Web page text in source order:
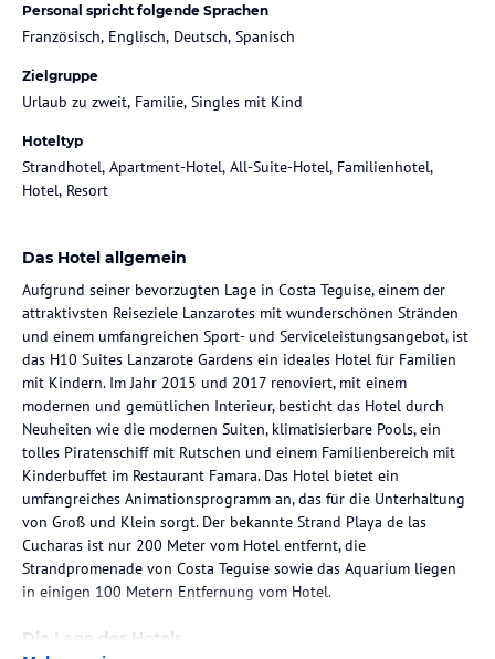
Personal spricht folgende Sprachen
Französisch, Englisch, Deutsch, Spanisch
Zielgruppe
Urlaub zu zweit, Familie, Singles mit Kind
Hoteltyp
Strandhotel, Apartment-Hotel, All-Suite-Hotel, Familienhotel,
Hotel, Resort
Das Hotel allgemein
Aufgrund seiner bevorzugten Lage in Costa Teguise, einem der
attraktivsten Reiseziele Lanzarotes mit wunderschönen Stränden
und einem umfangreichen Sport- und Serviceleistungsangebot, ist
das H10 Suites Lanzarote Gardens ein ideales Hotel für Familien
mit Kindern. Im Jahr 2015 und 2017 renoviert, mit einem
modernen und gemütlichen Interieur, besticht das Hotel durch
Neuheiten wie die modernen Suiten, klimatisierbare Pools, ein
tolles Piratenschiff mit Rutschen und einem Familienbereich mit
Kinderbuffet im Restaurant Famara. Das Hotel bietet ein
umfangreiches Animationsprogramm an, das für die Unterhaltung
von Groß und Klein sorgt. Der bekannte Strand Playa de las
Cucharas ist nur 200 Meter vom Hotel entfernt, die
Strandpromenade von Costa Teguise sowie das Aquarium liegen
in einigen 100 Metern Entfernung vom Hotel.
Die Lage des Hotels